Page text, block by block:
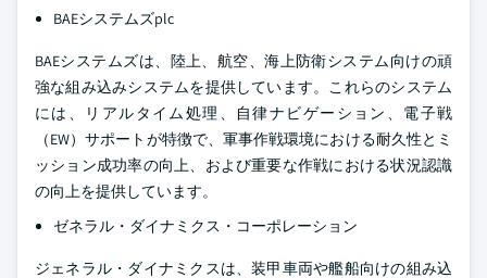
BAEシステムズplc
BAEシステムズは、陸上、航空、海上防衛システム向けの頑
強な組み込みシステムを提供しています。これらのシステム
には、リアルタイム処理、自律ナビゲーション、電子戦
（EW）サポートが特徴で、軍事作戦環境における耐久性とミ
ッション成功率の向上、および重要な作戦における状況認識
の向上を提供しています。
ゼネラル・ダイナミクス・コーポレーション
ジェネラル・ダイナミクスは、装甲車両や艦船向けの組み込